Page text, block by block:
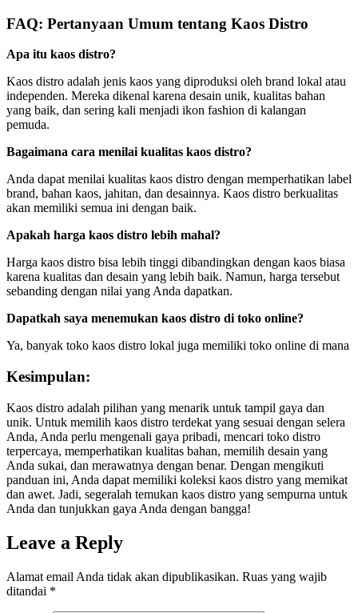
FAQ: Pertanyaan Umum tentang Kaos Distro
Apa itu kaos distro?
Kaos distro adalah jenis kaos yang diproduksi oleh brand lokal atau
independen. Mereka dikenal karena desain unik, kualitas bahan
yang baik, dan sering kali menjadi ikon fashion di kalangan
pemuda.
Bagaimana cara menilai kualitas kaos distro?
Anda dapat menilai kualitas kaos distro dengan memperhatikan label
brand, bahan kaos, jahitan, dan desainnya. Kaos distro berkualitas
akan memiliki semua ini dengan baik.
Apakah harga kaos distro lebih mahal?
Harga kaos distro bisa lebih tinggi dibandingkan dengan kaos biasa
karena kualitas dan desain yang lebih baik. Namun, harga tersebut
sebanding dengan nilai yang Anda dapatkan.
Dapatkah saya menemukan kaos distro di toko online?
Ya, banyak toko kaos distro lokal juga memiliki toko online di mana
Kesimpulan:
Kaos distro adalah pilihan yang menarik untuk tampil gaya dan
unik. Untuk memilih kaos distro terdekat yang sesuai dengan selera
Anda, Anda perlu mengenali gaya pribadi, mencari toko distro
terpercaya, memperhatikan kualitas bahan, memilih desain yang
Anda sukai, dan merawatnya dengan benar. Dengan mengikuti
panduan ini, Anda dapat memiliki koleksi kaos distro yang memikat
dan awet. Jadi, segeralah temukan kaos distro yang sempurna untuk
Anda dan tunjukkan gaya Anda dengan bangga!
Leave a Reply
Alamat email Anda tidak akan dipublikasikan. Ruas yang wajib
ditandai *